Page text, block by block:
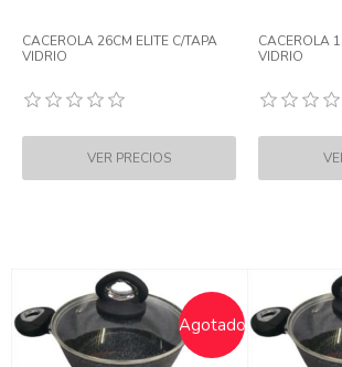
CACEROLA 26CM ELITE C/TAPA
VIDRIO
CACEROLA
VIDRIO
Agotado